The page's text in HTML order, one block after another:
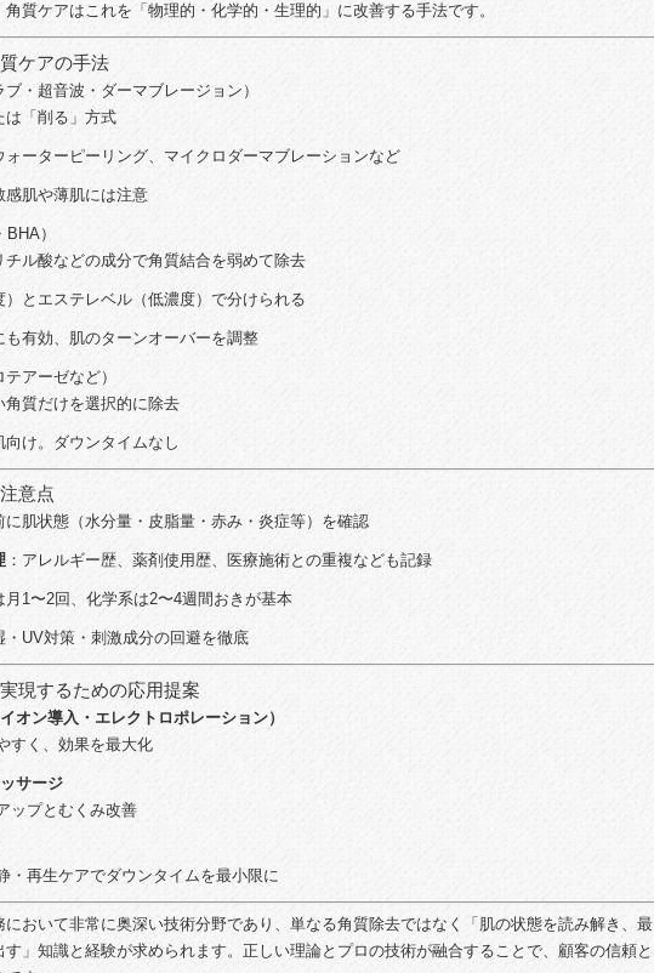
角質ケアはこれを「 物理的・ 化学的・ 生理的」 に改善する手法です。
ケアの手法
ブ・ 超音波・ ダーマブレージ ョン）
は「削る」 方式
ォーターピー リング、 マイクロ ダーマブレーションなど
感肌や薄肌に は注意
BHA）
チル酸などの成分で角質結合を弱めて除去
と エステ レベル（低濃度） で分け られる
も有効、 肌のターンオーバーを調整
テアーゼなど）
角質だけを選択的に除去
向け。 ダウンタイムなし
注意点
に肌状態（水分量・ 皮脂量・ 赤み・ 炎症等） を確認
： アレルギー歴、 薬剤 使用 歴、 医療施術と の重複なども記録
月 1〜2回、 化学系は2〜4週間 おき が基本
・ UV対策・ 刺激成分の回避を徹底
実現するための応用提案
イオン導入・ エレク トロ ポレーション）
すく、 効果を最大化
サージ
ップと むく み改善
・ 再生ケアでダウンタイムを最小限に
において非常に奥深い技術分野であり、 単なる角質除去ではなく「 肌の状態を読み解き、 最
」 知識と 経験が求め られます。 正しい理論と プロの技術が融合すること で、 顧客の信頼と